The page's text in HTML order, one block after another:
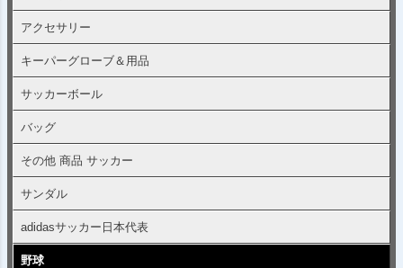
アクセサリー
キーパーグローブ＆用品
サッカーボール
バッグ
その他 商品 サッカー
サンダル
adidasサッカー日本代表
野球